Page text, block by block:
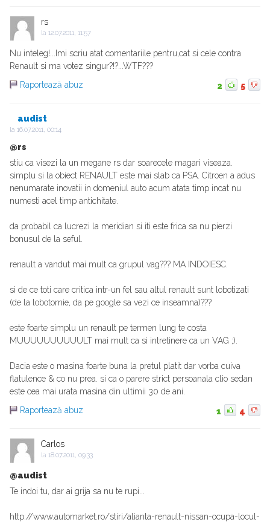
rs
la 12.07.2011, 11:57
Nu inteleg!...Imi scriu atat comentariile pentru,cat si cele contra
Renault si ma votez singur?!?...WTF???
Raportează abuz
2 5
audist
la 16.07.2011, 00:14
@rs
stiu ca visezi la un megane rs dar soarecele magari viseaza.
simplu si la obiect RENAULT este mai slab ca PSA. Citroen a adus
nenumarate inovatii in domeniul auto acum atata timp incat nu
numesti acel timp antichitate.
da probabil ca lucrezi la meridian si iti este frica sa nu pierzi
bonusul de la seful.
renault a vandut mai mult ca grupul vag??? MA INDOIESC.
si de ce toti care critica intr-un fel sau altul renault sunt lobotizati
(de la lobotomie, da pe google sa vezi ce inseamna)???
este foarte simplu un renault pe termen lung te costa
MUUUUUUUUUULT mai mult ca si intretinere ca un VAG ;).
Dacia este o masina foarte buna la pretul platit dar vorba cuiva
flatulence & co nu prea. si ca o parere strict persoanala clio sedan
este cea mai urata masina din ultimii 30 de ani.
Raportează abuz
1 4
Carlos
la 18.07.2011, 09:33
@audist
Te indoi tu, dar ai grija sa nu te rupi...
http://www.automarket.ro/stiri/alianta-renault-nissan-ocupa-locul-